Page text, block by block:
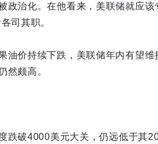
政治化。在他看来，美联储就应
司其职。
油价持续下跌，美联储年内有望
然颇高。
跌破4000美元大关，仍远低于其